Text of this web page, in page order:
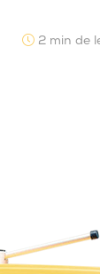
2 min de